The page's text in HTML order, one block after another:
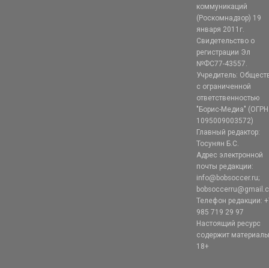
коммуникаций
(Роскомнадзор) 19
января 2011г.
Свидетельство о
регистрации Эл
№ФС77-43557.
Учредитель:
с ограниченной
ответственностью
"Борис-Медиа" (ОГРН
1095009003572)
Главный редактор:
Тосунян Б.С.
Адрес электронной
почты редакции:
info@bobsoccer.ru;
Телефон редакции:
985 719 29 97
Настоящий ресурс
содержит
18+